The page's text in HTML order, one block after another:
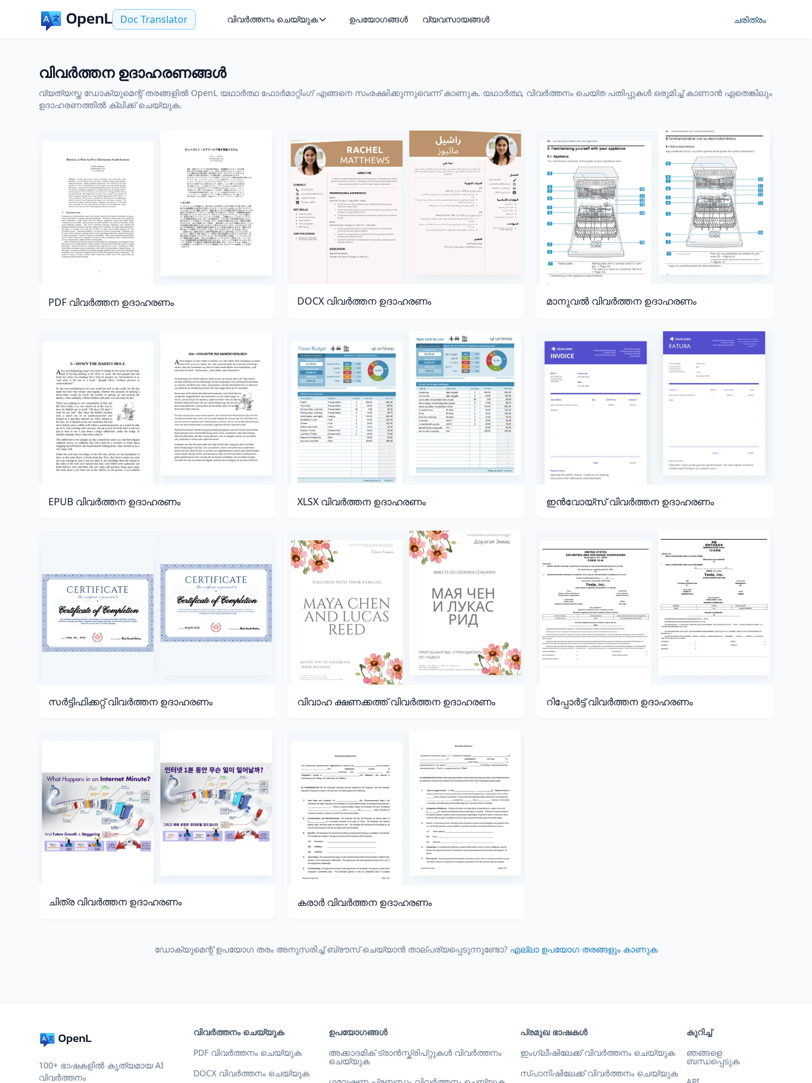
Doc Translator വിവർത്തനം ചെയ്യുക ഉപയോഗങ്ങൾ വ്യവസായങ്ങൾ ചരിത്രം
വിവർത്തന ഉദാഹരണങ്ങൾ
വ്യത്യസ്ത ഡോക്യുമെന്റ് തരങ്ങളിൽ OpenL യഥാർത്ഥ ഫോർമാറ്റിംഗ് എങ്ങനെ സംരക്ഷിക്കുന്നുവെന്ന് കാണുക. യഥാർത്ഥ, വിവർത്തനം ചെയ്ത പതിപ്പുകൾ ഒരുമിച്ച് കാണാൻ ഏതെങ്കിലും
ഉദാഹരണത്തിൽ ക്ലിക്ക് ചെയ്യുക.
PDF വിവർത്തന ഉദാഹരണം DOCX വിവർത്തന ഉദാഹരണം മാനുവൽ വിവർത്തന ഉദാഹരണം
EPUB വിവർത്തന ഉദാഹരണം XLSX വിവർത്തന ഉദാഹരണം ഇൻവോയ്സ് വിവർത്തന ഉദാഹരണം
സർട്ടിഫിക്കറ്റ് വിവർത്തന ഉദാഹരണം വിവാഹ ക്ഷണക്കത്ത് വിവർത്തന ഉദാഹരണം റിപ്പോർട്ട് വിവർത്തന ഉദാഹരണം
ചിത്ര വിവർത്തന ഉദാഹരണം കരാർ വിവർത്തന ഉദാഹരണം
ഡോക്യുമെന്റ് ഉപയോഗ തരം അനുസരിച്ച് ബ്രൗസ് ചെയ്യാൻ താല്പര്യപ്പെടുന്നുണ്ടോ? എല്ലാ ഉപയോഗ തരങ്ങളും കാണുക
100+ ഭാഷകളിൽ കൃത്യമായ AI
വിവർത്തനം
ഉപയോഗങ്ങൾ
അക്കാദമിക് ട്രാൻസ്ക്രിപ്റ്റുകൾ വിവർത്തനം
ചെയ്യുക
പ്രമുഖ ഭാഷകൾ
ഇംഗ്ലീഷിലേക്ക് വിവർത്തനം ചെയ്യുക
സ്പാനിഷിലേക്ക് വിവർത്തനം ചെയ്യുക
വിവർത്തനം ചെയ്യുക
PDF വിവർത്തനം ചെയ്യുക
DOCX വിവർത്തനം ചെയ്യുക
കുറിച്ച്
ഞങ്ങളെ
ബന്ധപ്പെടുക